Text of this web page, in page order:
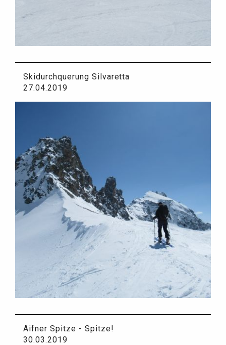
Skidurchquerung Silvaretta
27.04.2019
Aifner Spitze - Spitze!
30.03.2019